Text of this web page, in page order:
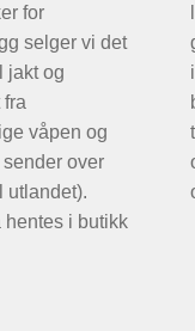
for
selger vi det
jakt og
våpen og
over
utlandet).
hentes i butikk